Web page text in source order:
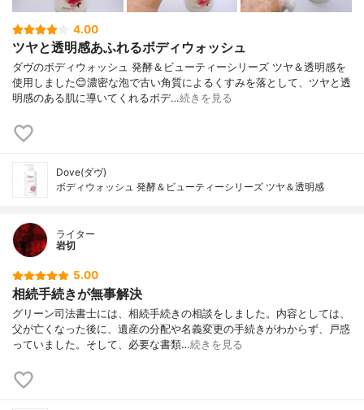
4.00
ツヤと透明感あふれるボディウォッシュ
ダヴのボディウォッシュ 発酵＆ビューティーシリーズ ツヤ＆透明感を
使用しました😊濃密な泡で古い角質によるくすみを落として、ツヤと透
明感のある肌に導いてくれるボデ…続きを見る
Dove(ダヴ)
ボディウォッシュ 発酵＆ビューティーシリーズ ツヤ＆透明感
ライター
岩切
5.00
相続手続きが無事解決
グリーン司法書士には、相続手続きの相談をしました。内容としては、
父が亡くなった後に、遺産の分配や名義変更の手続きがわからず、戸惑
っていました。そして、必要な書類…続きを見る